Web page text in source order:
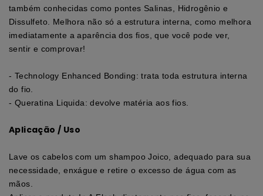
também conhecidas como pontes Salinas, Hidrogênio e
Dissulfeto. Melhora não só a estrutura interna, como melhora
imediatamente a aparência dos fios, que você pode ver,
sentir e comprovar!
- Technology Enhanced Bonding: trata toda estrutura interna
do fio.
- Queratina Liquida: devolve matéria aos fios.
Aplicação / Uso
Lave os cabelos com um shampoo Joico, adequado para sua
necessidade, enxágue e retire o excesso de água com as
mãos.